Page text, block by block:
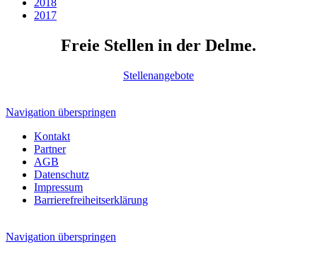
2018
2017
Freie Stellen in der Delme.
Stellenangebote
Navigation überspringen
Kontakt
Partner
AGB
Datenschutz
Impressum
Barrierefreiheitserklärung
Navigation überspringen